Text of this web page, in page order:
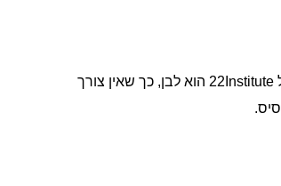
הבסיס לפיגמנטים להסוואה של 22Institute הוא לבן, כך שאין צורך